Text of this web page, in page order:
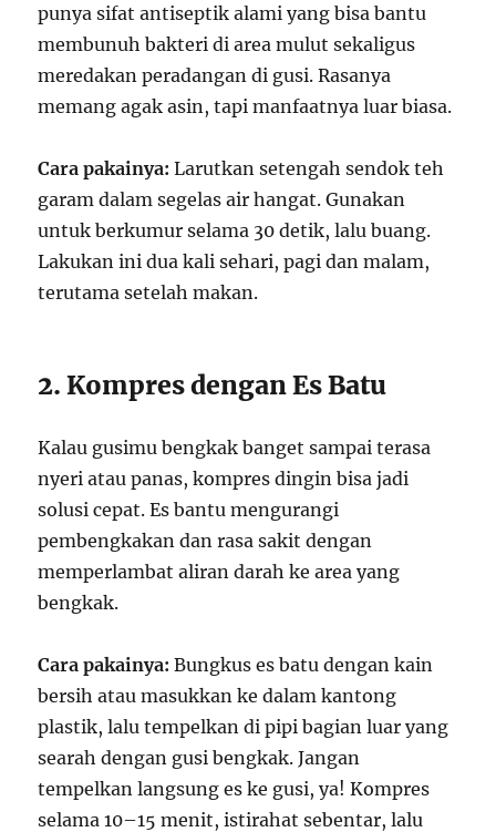
punya sifat antiseptik alami yang bisa bantu
membunuh bakteri di area mulut sekaligus
meredakan peradangan di gusi. Rasanya
memang agak asin, tapi manfaatnya luar biasa.
Cara pakainya: Larutkan setengah sendok teh
garam dalam segelas air hangat. Gunakan
untuk berkumur selama 30 detik, lalu buang.
Lakukan ini dua kali sehari, pagi dan malam,
terutama setelah makan.
2. Kompres dengan Es Batu
Kalau gusimu bengkak banget sampai terasa
nyeri atau panas, kompres dingin bisa jadi
solusi cepat. Es bantu mengurangi
pembengkakan dan rasa sakit dengan
memperlambat aliran darah ke area yang
bengkak.
Cara pakainya: Bungkus es batu dengan kain
bersih atau masukkan ke dalam kantong
plastik, lalu tempelkan di pipi bagian luar yang
searah dengan gusi bengkak. Jangan
tempelkan langsung es ke gusi, ya! Kompres
selama 10–15 menit, istirahat sebentar, lalu